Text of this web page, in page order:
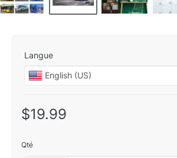
Langue
$19.99
Qté